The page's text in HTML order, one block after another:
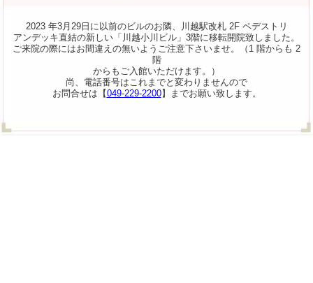
2023 年3月29日に以前のビルのお隣、川越駅改札 2F ペデストリ
アンデッキ直結の新しい「川越小川ビル」3階に移転開院致しました。
ご来院の際にはお間違えの無いようご注意下さいませ。（1 階からも 2
階
からもご入館いただけます。）
尚、電話番号はこれまでと変わりませんので
お問合せは【049-229-2200】までお願い致します。